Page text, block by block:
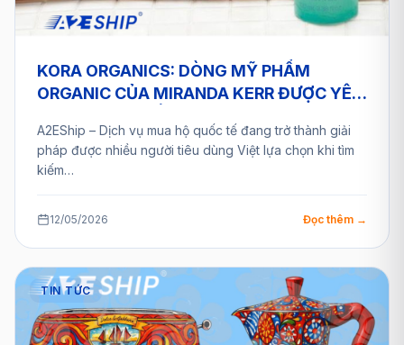
KORA ORGANICS: DÒNG MỸ PHẨM
ORGANIC CỦA MIRANDA KERR ĐƯỢC YÊU
TỪ A2ESHIP
A2EShip – Dịch vụ mua hộ quốc tế đang trở thành giải
pháp được nhiều người tiêu dùng Việt lựa chọn khi tìm
kiếm…
12/05/2026 Đọc thêm →
TIN TỨC